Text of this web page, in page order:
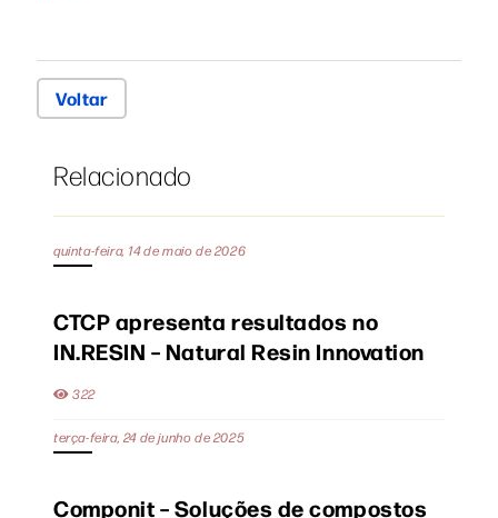
Voltar
Relacionado
quinta-feira, 14 de maio de 2026
CTCP apresenta resultados no
IN.RESIN – Natural Resin Innovation
322
terça-feira, 24 de junho de 2025
Componit – Soluções de compostos